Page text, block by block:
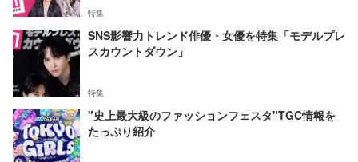
特集
SNS影響力トレンド俳優・女優を特集「モデルプレ
スカウントダウン」
特集
"史上最大級のファッションフェスタ"TGC情報を
たっぷり紹介